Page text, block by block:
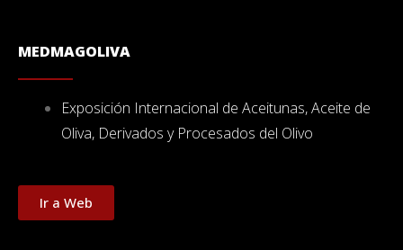
MEDMAGOLIVA
Exposición Internacional de Aceitunas, Aceite de
Oliva, Derivados y Procesados del Olivo
Ir a Web